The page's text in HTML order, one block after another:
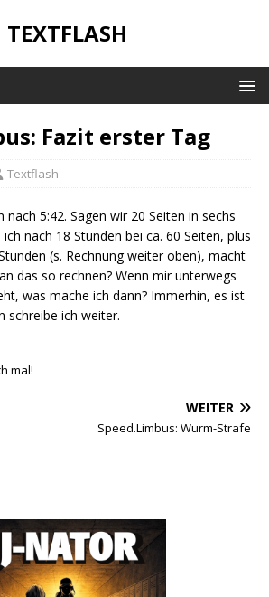
TEXTFLASH
Fazit erster Tag
Textflash
nach 5:42. Sagen wir 20 Seiten in sechs
nach 18 Stunden bei ca. 60 Seiten, plus
(s. Rechnung weiter oben), macht
das so rechnen? Wenn mir unterwegs
was mache ich dann? Immerhin, es ist
schreibe ich weiter.
mal!
WEITER
Speed.Limbus: Wurm-Strafe